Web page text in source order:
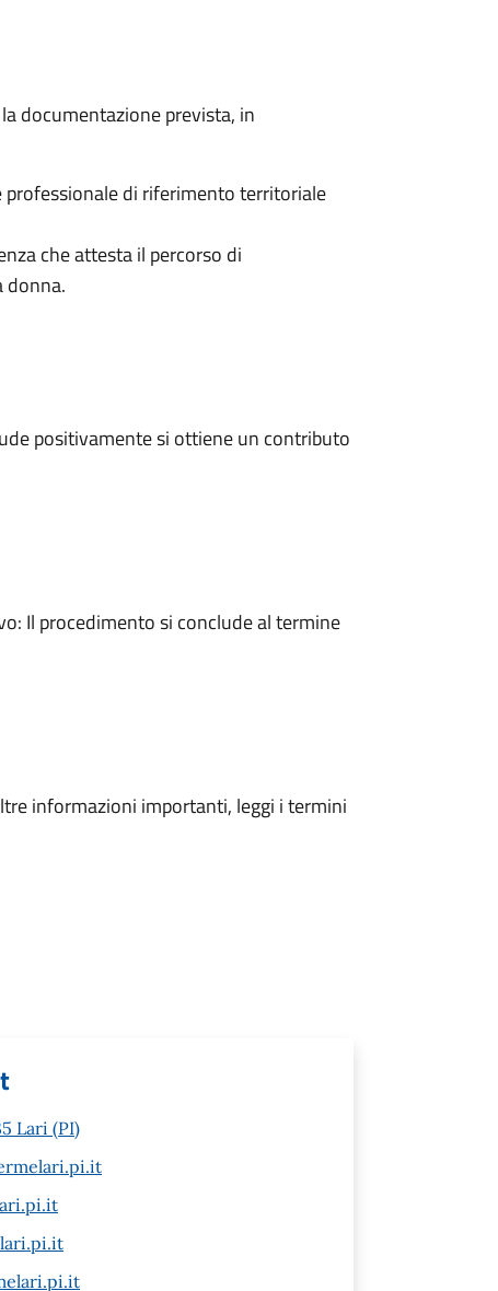
documentazione prevista, in
professionale di riferimento territoriale
che attesta il percorso di
donna.
positivamente si ottiene un contributo
Il procedimento si conclude al termine
informazioni importanti, leggi i termini
Lari (PI)